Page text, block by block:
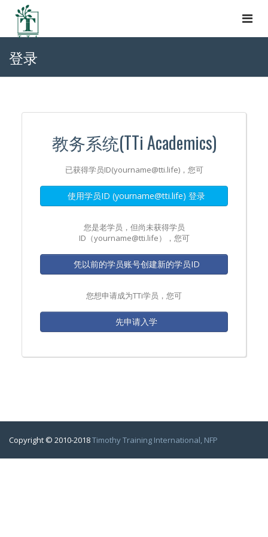
登录
教务系统(TTi Academics)
已获得学员ID(yourname@tti.life)，您可
使用学员ID (yourname@tti.life) 登录
您是老学员，但尚未获得学员
ID（yourname@tti.life），您可
凭以前的学员账号创建新的学员ID
您想申请成为TTi学员，您可
先申请入学
Copyright © 2010-2018Timothy Training International, NFP